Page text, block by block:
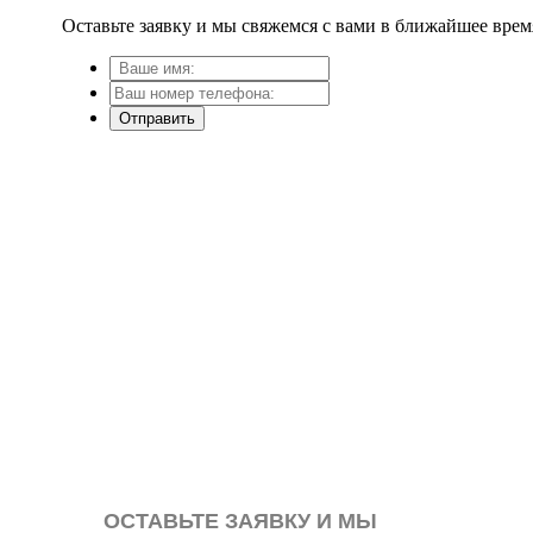
Оставьте заявку и мы свяжемся с вами в ближайшее
Отправить